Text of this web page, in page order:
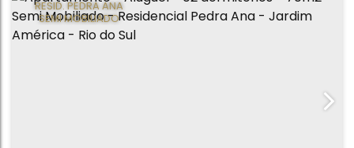
RESID. PEDRA ANA
SEMI MOBILIADO